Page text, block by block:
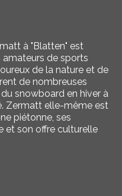
à "Blatten" est
de sports
de la nature et de
de nombreuses
snowboard en hiver à
Zermatt elle-même est
piétonne, ses
et son offre culturelle